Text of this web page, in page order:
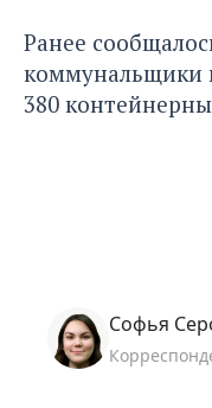
Ранее
коммунальщики
380
Софья